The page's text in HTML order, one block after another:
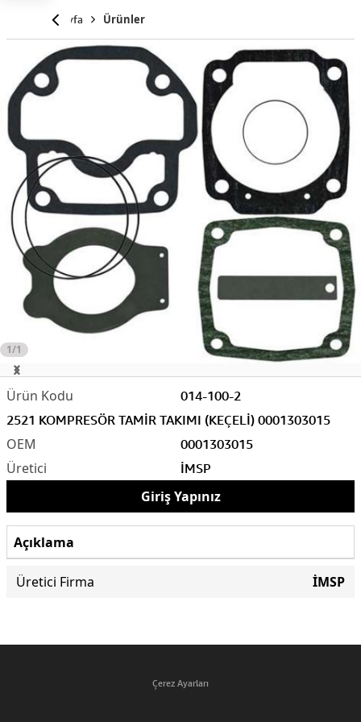
Anasayfa Ürünler
1/1
014-100-2
0001303015
2521 KOMPRESÖR TAMİR TAKIMI (KEÇELİ) 0001303015
İMSP
Giriş Yapınız
Açıklama
Üretici Firma İMSP
Çerez Ayarları